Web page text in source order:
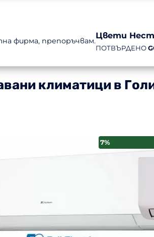
фирма, препоръчвам.
Цвети
ПОТВЪРДЕНО
климатици в
7%